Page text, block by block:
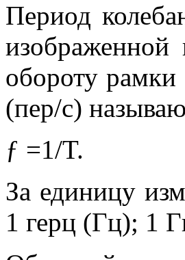
Период
изображенной
обороту
(пер/с)
ƒ
За единицу
1 герц (Гц); 1